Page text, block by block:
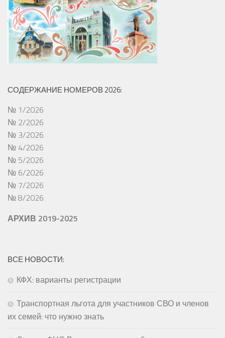
СОДЕРЖАНИЕ НОМЕРОВ 2026:
№ 1/2026
№ 2/2026
№ 3/2026
№ 4/2026
№ 5/2026
№ 6/2026
№ 7/2026
№ 8/2026
АРХИВ 2019-2025
ВСЕ НОВОСТИ:
КФХ: варианты регистрации
Транспортная льгота для участников СВО и членов
их семей: что нужно знать